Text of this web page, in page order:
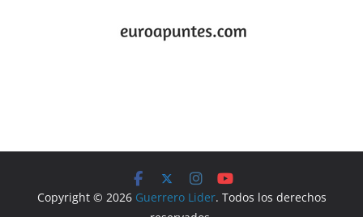
Copyright © 2026 Guerrero Lider. Todos los derechos